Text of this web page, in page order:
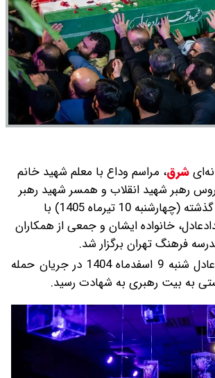
شرق، مراسم وداع با معلم شهید خانم
رهبر شهید انقلاب و همسر شهید رهبر
معظم انقلاب شب گذشته (چهارشنبه 10 تیرماه 1405) با
خانواده ایشان و جمعی از همکاران
فرهنگ تهران برگزار شد.
شهیده زهرا حداد عادل شنبه 9 اسفدماه 1404 در جریان حمله
به بیت رهبری به شهادت رسید.